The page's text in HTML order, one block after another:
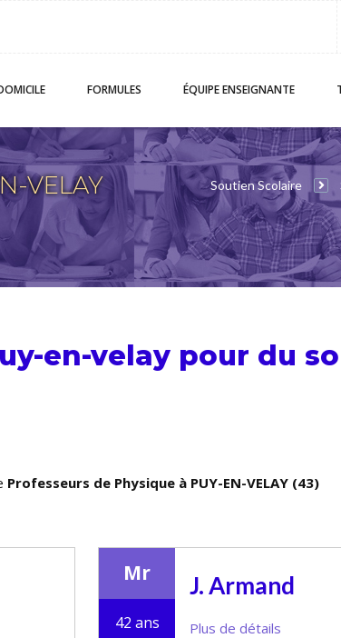
FORMULES ÉQUIPEENSEIGNANTE
VELAY Soutien Scolaire
en-velay pour du
Professeurs de Physique à PUY-EN-VELAY (43)
Mr
42 ans
J. Armand
Plus de détails